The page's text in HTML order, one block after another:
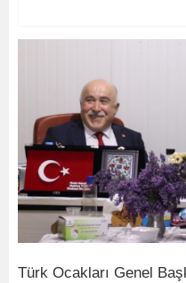
Türk Ocakları Genel